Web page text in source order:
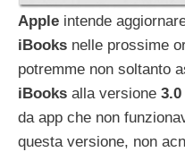
Apple intende
iBooks nelle prossime
potremme non soltanto
iBooks alla versione 3.0
da app che non
questa versione, non